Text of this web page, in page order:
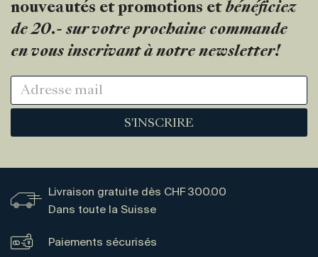
nouveautés et promotions et bénéficiez
de 20.- sur votre prochaine commande
en vous inscrivant à notre newsletter!
S'INSCRIRE
Livraison gratuite dès CHF 300.00
Dans toute la Suisse
Paiements sécurisés